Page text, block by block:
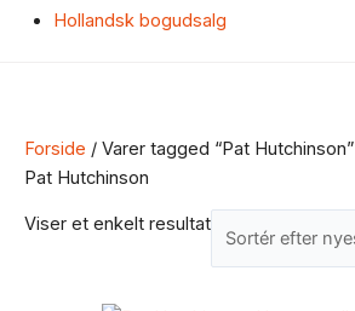
Hollandsk bogudsalg
Forside / Varer tagged “Pat Hutchinson”
Pat Hutchinson
Viser et enkelt resultat